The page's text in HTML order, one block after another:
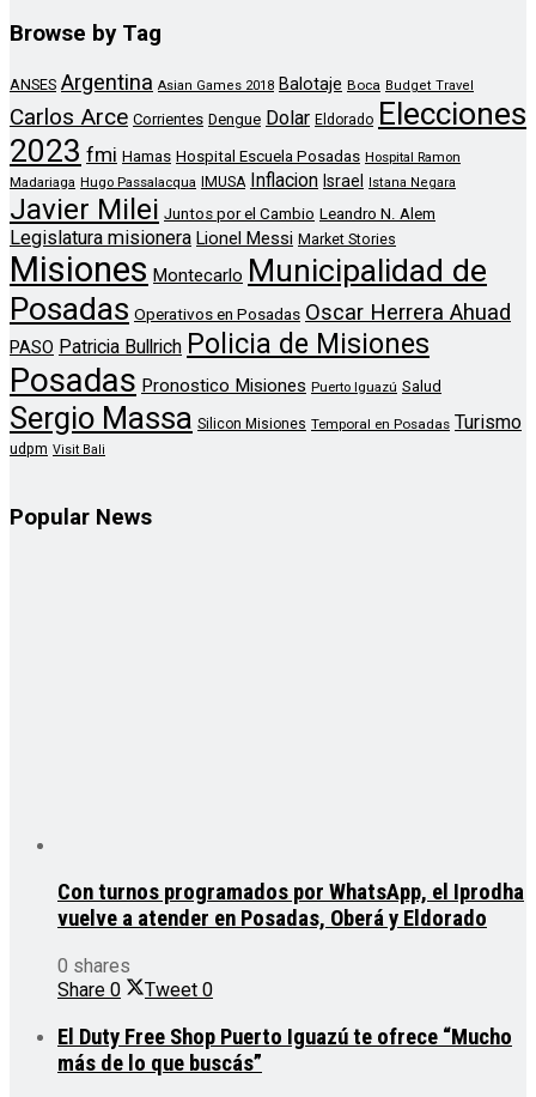
Browse by Tag
ANSES Argentina Asian Games 2018 Balotaje Boca Budget Travel
Carlos Arce Corrientes Dengue Dolar Eldorado Elecciones
2023 fmi Hamas Hospital Escuela Posadas Hospital Ramon
Madariaga Hugo Passalacqua IMUSA Inflacion Israel Istana Negara
Javier Milei Juntos por el Cambio Leandro N. Alem
Legislatura misionera Lionel Messi Market Stories
Misiones Montecarlo Municipalidad de
Posadas Operativos en Posadas Oscar Herrera Ahuad
PASO Patricia Bullrich Policia de Misiones
Posadas Pronostico Misiones Puerto Iguazú Salud
Sergio Massa Silicon Misiones Temporal en Posadas Turismo
udpm Visit Bali
Popular News
Con turnos programados por WhatsApp, el Iprodha
vuelve a atender en Posadas, Oberá y Eldorado
0 shares
Share 0 Tweet 0
El Duty Free Shop Puerto Iguazú te ofrece “Mucho
más de lo que buscás”